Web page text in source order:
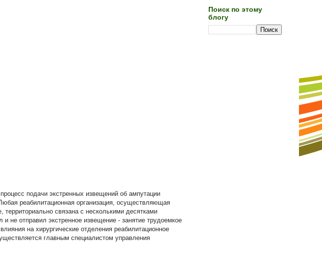
подачи экстренных извещений об ампутации
реабилитационная организация, осуществляющая
связана с несколькими десятками
не отправил экстренное извещение - занятие трудоемкое
на хирургические отделения реабилитационное
главным специалистом управления
Поиск по этому
блогу